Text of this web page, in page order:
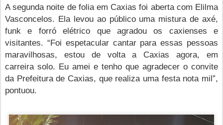
A segunda noite de folia em Caxias foi aberta com Elilma
Vasconcelos. Ela levou ao público uma mistura de axé,
funk e forró elétrico que agradou os caxienses e
visitantes. “Foi espetacular cantar para essas pessoas
maravilhosas, estou de volta a Caxias agora, em
carreira solo. Eu amei e tenho que agradecer o convite
da Prefeitura de Caxias, que realiza uma festa nota mil”,
pontuou.